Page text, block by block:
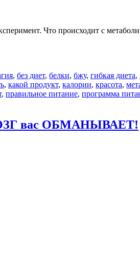
Что происходит с
, без диет, белки, бжу, гибкая диета,
, какой продукт, калории, красота,
, правильное питание, программа
вас ОБМАНЫВАЕТ!